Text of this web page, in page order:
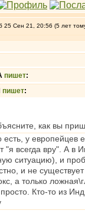
25 Сен 21, 20:56 (5 лет
пишет:
пишет:
как вы
есть, у европейцев
"я всегда вру". А в
ситуацию), и
и не
а только
Кто-то из